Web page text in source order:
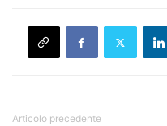
Articolo precedente